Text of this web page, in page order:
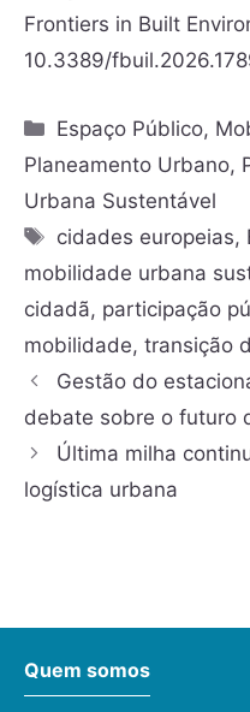
Frontiers in Built
10.3389/
Espaço Público,
Planeamento Urbano,
Urbana Sustentável
cidades europeias,
mobilidade urbana
cidadã, participação
mobilidade, transição
Gestão do
debate sobre o futuro
Última milha
logística urbana
Quem somos